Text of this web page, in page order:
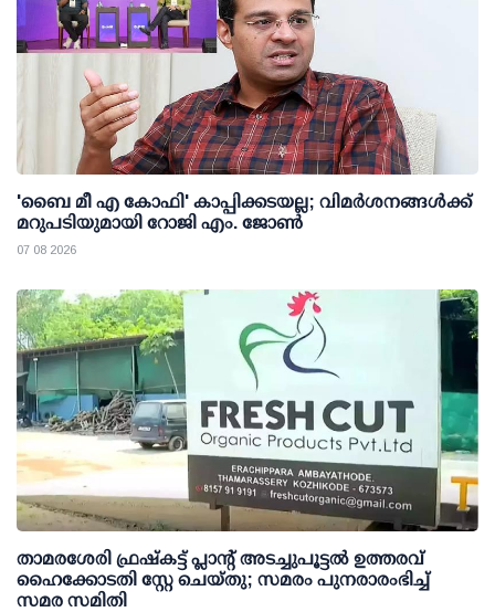
'ബൈ മീ എ കോഫി' കാപ്പിക്കടയല്ല; വിമര്‍ശനങ്ങള്‍ക്ക്
മറുപടിയുമായി റോജി എം. ജോണ്‍
07 08 2026
താമരശേരി ഫ്രഷ്കട്ട് പ്ലാന്റ് അടച്ചുപൂട്ടൽ ഉത്തരവ്
ഹൈക്കോടതി സ്റ്റേ ചെയ്തു; സമരം പുനരാരംഭിച്ച്
സമര സമിതി